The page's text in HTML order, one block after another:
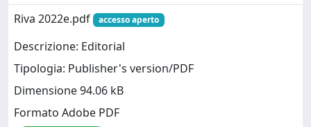
Riva 2022e.pdf
accesso aperto
Descrizione: Editorial
Tipologia: Publisher's version/PDF
Dimensione 94.06 kB
Formato Adobe PDF